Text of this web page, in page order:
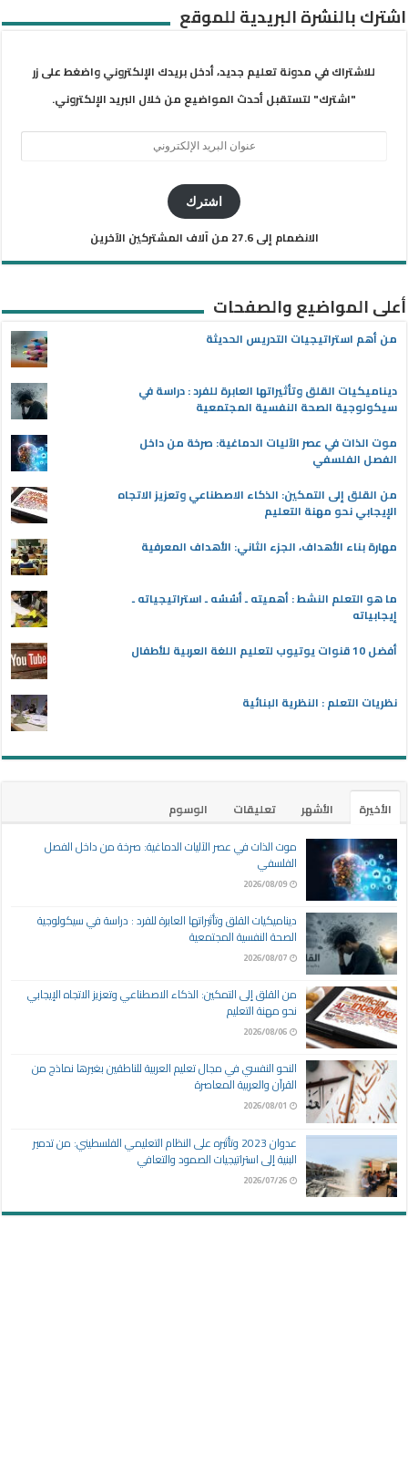
اشترك بالنشرة البريدية للموقع
للاشتراك في مدونة تعليم جديد، أدخل بريدك الإلكتروني واضغط على زر
"اشترك" لتستقبل أحدث المواضيع من خلال البريد الإلكتروني.
اشترك
الانضمام إلى 27.6 من آلاف المشتركين الآخرين
أعلى المواضيع والصفحات
من أهم استراتيجيات التدريس الحديثة
ديناميكيات القلق وتأثيراتها العابرة للفرد : دراسة في
سيكولوجية الصحة النفسية المجتمعية
موت الذات في عصر الآليات الدماغية: صرخة من داخل
الفصل الفلسفي
من القلق إلى التمكين: الذكاء الاصطناعي وتعزيز الاتجاه
الإيجابي نحو مهنة التعليم
مهارة بناء الأهداف، الجزء الثاني: الأهداف المعرفية
ما هو التعلم النشط : أهميته ـ أسُسُه ـ استراتيجياته ـ
إيجابياته
أفضل 10 قنوات يوتيوب لتعليم اللغة العربية للأطفال
نظريات التعلم : النظرية البنائية
الأخيرة الأشهر تعليقات
الوسوم
موت الذات في عصر الآليات الدماغية: صرخة من داخل الفصل
الفلسفي
2026/08/09
ديناميكيات القلق وتأثيراتها العابرة للفرد : دراسة في سيكولوجية
الصحة النفسية المجتمعية
2026/08/07
من القلق إلى التمكين: الذكاء الاصطناعي وتعزيز الاتجاه الإيجابي
نحو مهنة التعليم
2026/08/06
النحو النفسي في مجال تعليم العربية للناطقين بغيرها نماذج من
القرآن والعربية المعاصرة
2026/08/01
عدوان 2023 وتأثيره على النظام التعليمي الفلسطيني: من تدمير
البنية إلى استراتيجيات الصمود والتعافي
2026/07/26